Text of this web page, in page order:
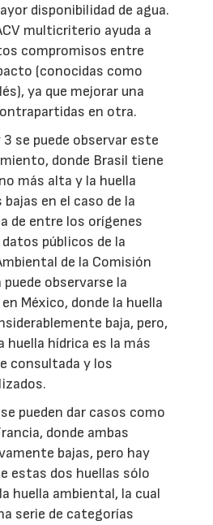
disponibilidad de agua.
multicriterio ayuda a
compromisos entre
(conocidas como
ya que mejorar una
en otra.
3 se puede observar este
donde Brasil tiene
más alta y la huella
en el caso de la
de entre los orígenes
públicos de la
de la Comisión
puede observarse la
México, donde la huella
baja, pero,
huella hídrica es la más
consultada y los
pueden dar casos como
donde ambas
bajas, pero hay
estas dos huellas sólo
huella ambiental, la cual
serie de categorías